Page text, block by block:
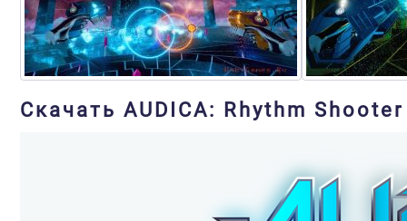
Скачать AUDICA: Rhythm